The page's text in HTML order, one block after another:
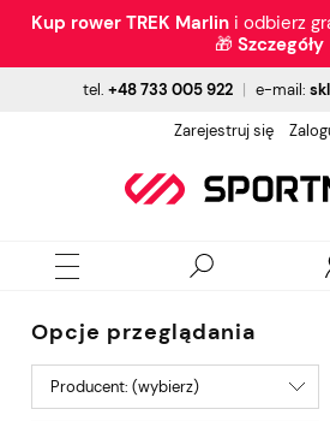
Kup rower TREK Marlin i odbierz
🎁 Szczegóły
tel. +48 733 005 922 | e-mail:
Zarejestruj się
Opcje przeglądania
Producent: (wybierz)